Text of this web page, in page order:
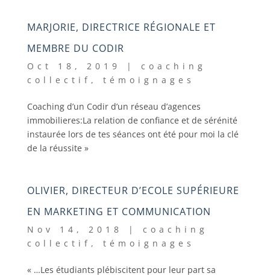
MARJORIE, DIRECTRICE RÉGIONALE ET
MEMBRE DU CODIR
Oct 18, 2019 | coaching
collectif , témoignages
Coaching d’un Codir d’un réseau d’agences
immobilieres:La relation de confiance et de sérénité
instaurée lors de tes séances ont été pour moi la clé
de la réussite »
OLIVIER, DIRECTEUR D’ECOLE SUPÉRIEURE
EN MARKETING ET COMMUNICATION
Nov 14, 2018 | coaching
collectif , témoignages
« …Les étudiants plébiscitent pour leur part sa